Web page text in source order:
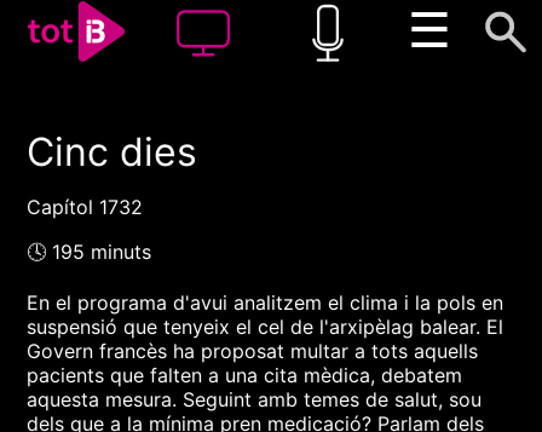
☰
00:00 00:00
Cinc dies
Capítol 1732
🕓 195 minuts
En el programa d'avui analitzem el clima i la pols en
suspensió que tenyeix el cel de l'arxipèlag balear. El
Govern francès ha proposat multar a tots aquells
pacients que falten a una cita mèdica, debatem
aquesta mesura. Seguint amb temes de salut, sou
dels que a la mínima pren medicació? Parlam dels